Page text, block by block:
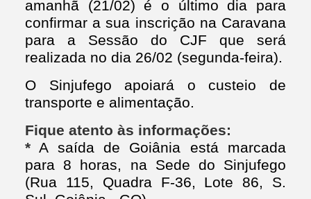
amanhã (21/02) é o último dia para
confirmar a sua inscrição na Caravana
para a Sessão do CJF que será
realizada no dia 26/02 (segunda-feira).
O Sinjufego apoiará o custeio de
transporte e alimentação.
Fique atento às informações:
* A saída de Goiânia está marcada
para 8 horas, na Sede do Sinjufego
(Rua 115, Quadra F-36, Lote 86, S.